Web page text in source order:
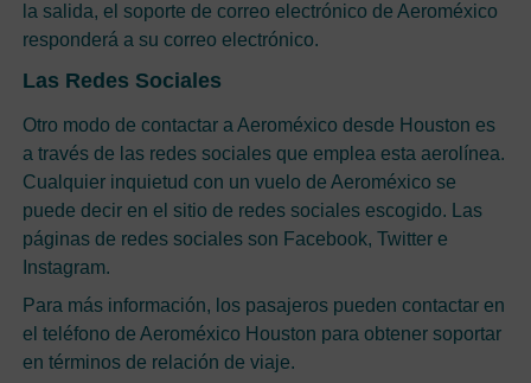
la salida, el soporte de correo electrónico de Aeroméxico
responderá a su correo electrónico.
Las Redes Sociales
Otro modo de contactar a Aeroméxico desde Houston es
a través de las redes sociales que emplea esta aerolínea.
Cualquier inquietud con un vuelo de Aeroméxico se
puede decir en el sitio de redes sociales escogido. Las
páginas de redes sociales son Facebook, Twitter e
Instagram.
Para más información, los pasajeros pueden contactar en
el teléfono de Aeroméxico Houston para obtener soportar
en términos de relación de viaje.